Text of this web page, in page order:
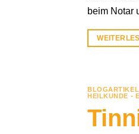
beim Notar
BLOGARTIKEL
HEILKUNDE -